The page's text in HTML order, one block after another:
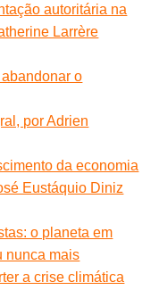
autoritária na
Larrère
o
por Adrien
da economia
Eustáquio Diniz
o planeta em
nunca mais
a crise climática